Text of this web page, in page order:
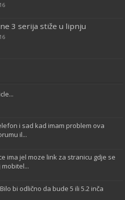
3 serija stiže u lipnju
i sad kad imam problem ova
il...
ima jel moze link za stranicu gdje se
bi odlično da bude 5 ili 5.2 inča